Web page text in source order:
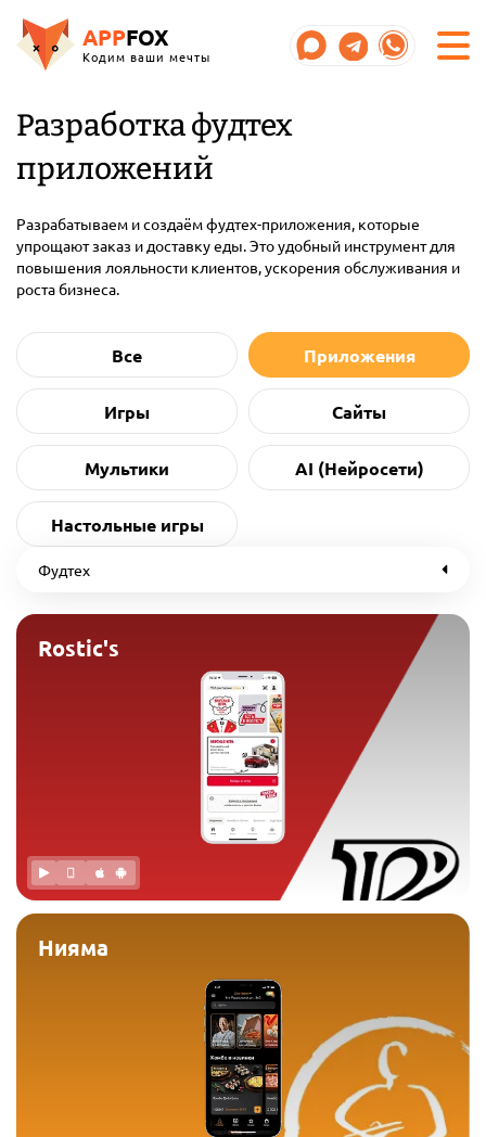
APPFOX
Кодим ваши мечты
Разработка фудтех
приложений
Разрабатываем и создаём фудтех-приложения, которые
упрощают заказ и доставку еды. Это удобный инструмент для
повышения лояльности клиентов, ускорения обслуживания и
роста бизнеса.
Все Приложения
Игры Сайты
Мультики AI (Нейросети)
Настольные игры
Фудтех
Rostic's
Нияма